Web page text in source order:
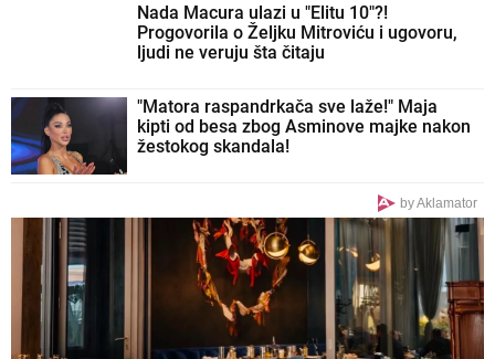
Nada Macura ulazi u "Elitu 10"?!
Progovorila o Željku Mitroviću i ugovoru,
ljudi ne veruju šta čitaju
"Matora raspandrkača sve laže!" Maja
kipti od besa zbog Asminove majke nakon
žestokog skandala!
by Aklamator